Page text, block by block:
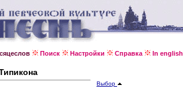
Поиск Настройки Справка In english
Выбор